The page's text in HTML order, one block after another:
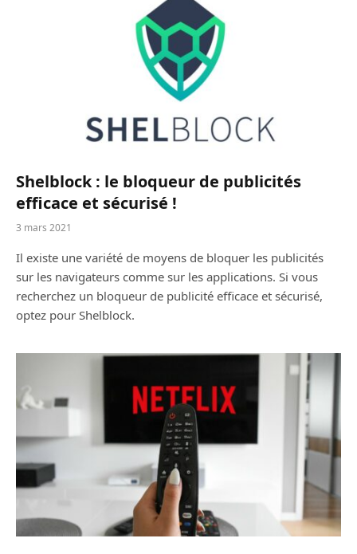
Shelblock : le bloqueur de publicités
efficace et sécurisé !
3 mars 2021
Il existe une variété de moyens de bloquer les publicités
sur les navigateurs comme sur les applications. Si vous
recherchez un bloqueur de publicité efficace et sécurisé,
optez pour Shelblock.